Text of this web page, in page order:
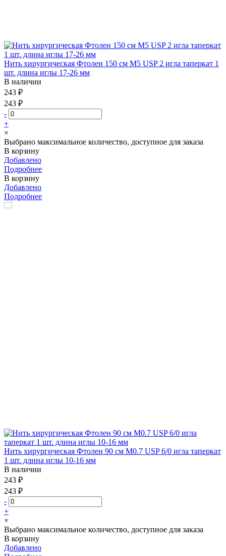
Нить хирургическая Фтолен 150 см М5 USP 2 игла таперкат 1
шт. длина иглы 17-26 мм
В наличии
243 ₽
243 ₽
-
+
×
Выбрано максимальное количество, доступное для заказа
В корзину
Добавлено
Подробнее
В корзину
Добавлено
Подробнее
Нить хирургическая Фтолен 90 см М0.7 USP 6/0 игла таперкат
1 шт. длина иглы 10-16 мм
В наличии
243 ₽
243 ₽
-
+
×
Выбрано максимальное количество, доступное для заказа
В корзину
Добавлено